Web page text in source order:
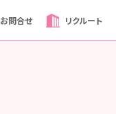
お問合せ リクルート